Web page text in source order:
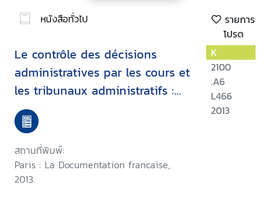
หนังสือทั่วไป
รายการ
โปรด
Le contrôle des décisions
administratives par les cours et
les tribunaux administratifs :
recueil de décisions des hautes
Juridictions administratives
สถานที่พิมพ์:
Paris : La Documentation francaise,
2013.
K
2100
.A6
L466
2013